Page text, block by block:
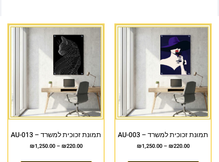
תמונת זכוכית למשרד – AU-003
₪220.00
–
₪1,250.00
תמונת זכוכית למשרד – AU-013
₪220.00
–
₪1,250.00